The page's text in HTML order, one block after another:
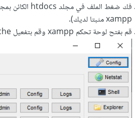
xampp مثبتا لديك).
قم بفتح لوحة تحكم xampp وقم بتفعيل apache و mysql.